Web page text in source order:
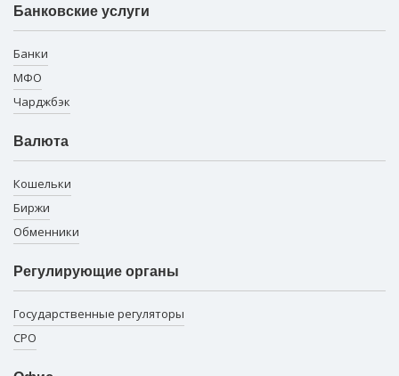
Банковские услуги
Банки
МФО
Чарджбэк
Валюта
Кошельки
Биржи
Обменники
Регулирующие органы
Государственные регуляторы
СРО